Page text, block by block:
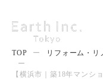
TOP ー リフォーム・リ
ー
【横浜市｜築18年マンシ